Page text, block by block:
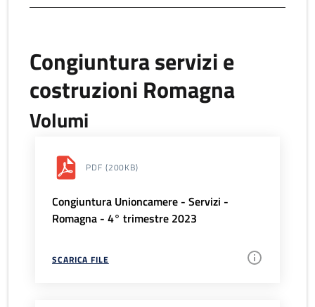
Congiuntura servizi e
costruzioni Romagna
Volumi
PDF (200KB)
Congiuntura Unioncamere - Servizi -
Romagna - 4° trimestre 2023
SCARICA FILE